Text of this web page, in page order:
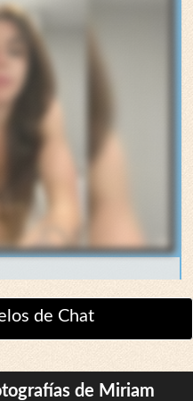
de Chat
de Miriam